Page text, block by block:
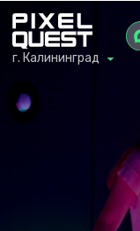
г. Калининград
г. Калининград